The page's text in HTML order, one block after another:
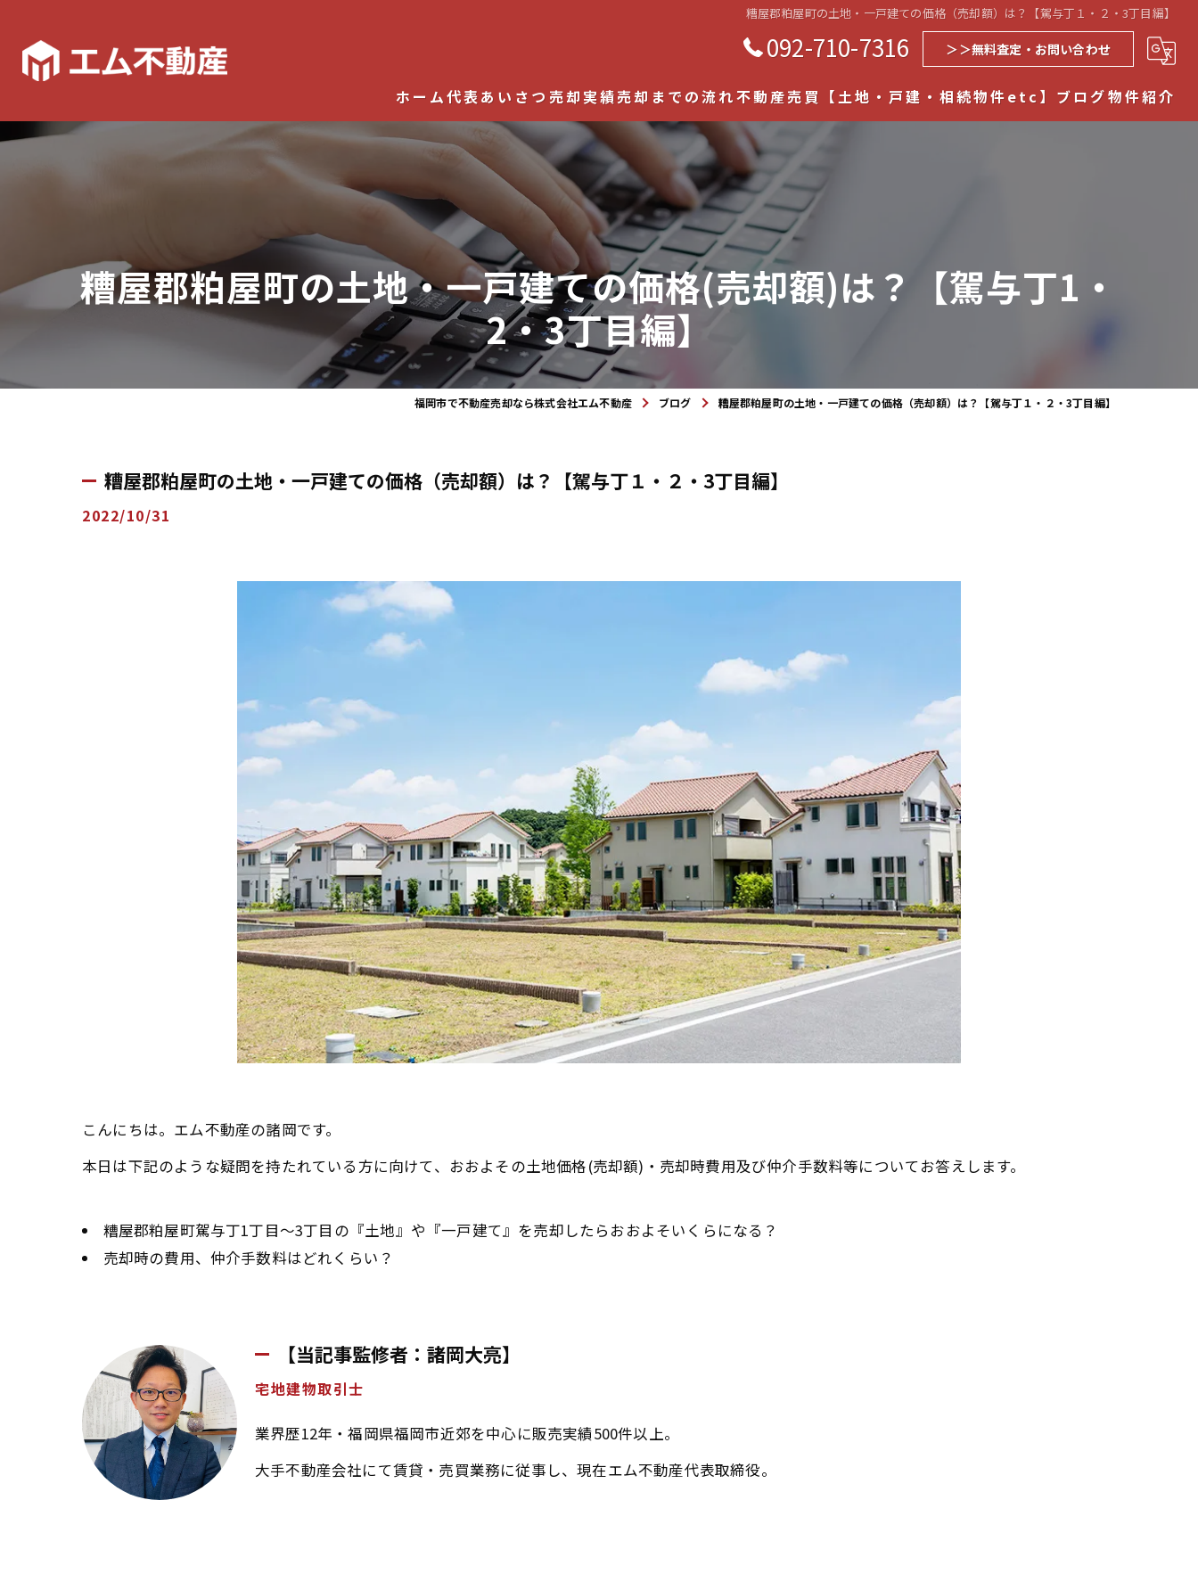
糟屋郡粕屋町の土地・一戸建ての価格（売却額）は？【駕与丁１・２・3丁目編】
092-710-7316 ＞＞無料査定・お問い合わせ
ホーム代表あいさつ売却実績売却までの流れ不動産売買【土地・戸建・相続物件etc】
土地・空き家売買
戸建て売買
マンション売買
相続物件売却
ブログ物件紹介
糟屋郡粕屋町の土地・一戸建ての価格(売却額)は？【駕与丁1・
2・3丁目編】
福岡市で不動産売却なら株式会社エム不動産 ブログ 糟屋郡粕屋町の土地・一戸建ての価格（売却額）は？【駕与丁１・２・3丁目編】
糟屋郡粕屋町の土地・一戸建ての価格（売却額）は？【駕与丁１・２・3丁目編】
2022/10/31
こんにちは。エム不動産の諸岡です。
本日は下記のような疑問を持たれている方に向けて、おおよその土地価格(売却額)・売却時費用及び仲介手数料等についてお答えします。
糟屋郡粕屋町駕与丁1丁目～3丁目の『土地』や『一戸建て』を売却したらおおよそいくらになる？
売却時の費用、仲介手数料はどれくらい？
【当記事監修者：諸岡大亮】
宅地建物取引士
業界歴12年・福岡県福岡市近郊を中心に販売実績500件以上。
大手不動産会社にて賃貸・売買業務に従事し、現在エム不動産代表取締役。